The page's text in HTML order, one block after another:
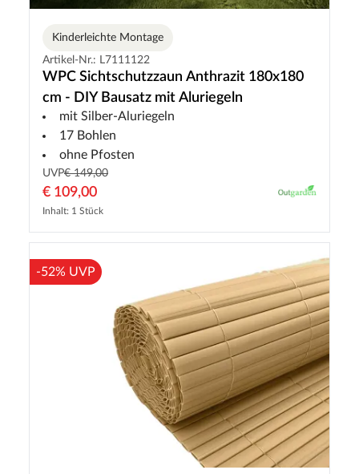
Kinderleichte Montage
Artikel-Nr.: L7111122
WPC Sichtschutzzaun Anthrazit 180x180
cm - DIY Bausatz mit Aluriegeln
mit Silber-Aluriegeln
17 Bohlen
ohne Pfosten
UVP€ 149,00
€ 109,00
Inhalt: 1 Stück
-52% UVP